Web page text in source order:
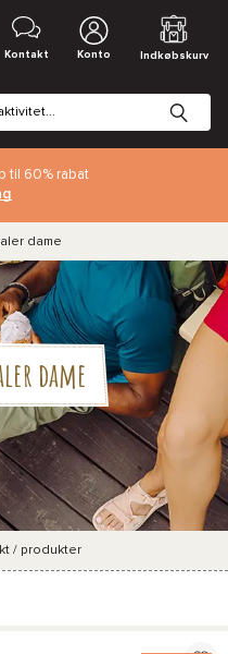
Kontakt Konto Indkøbskurv
til 60% rabat
dame
dame
flere
/ produkter